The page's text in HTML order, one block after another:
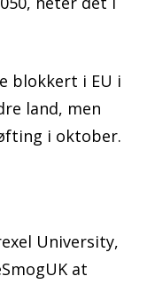
blokkert i EU i
land, men
i oktober.
University,
at